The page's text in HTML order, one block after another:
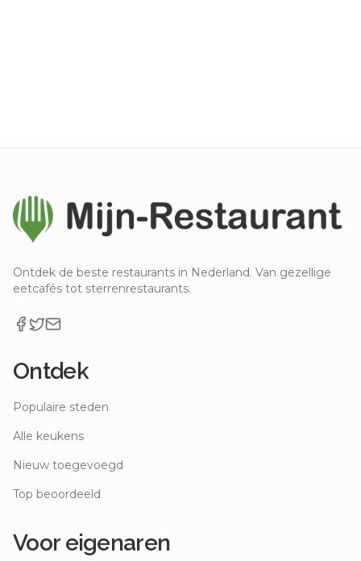
Ontdek de beste restaurants in Nederland. Van gezellige
eetcafés tot sterrenrestaurants.
Ontdek
Populaire steden
Alle keukens
Nieuw toegevoegd
Top beoordeeld
Voor eigenaren